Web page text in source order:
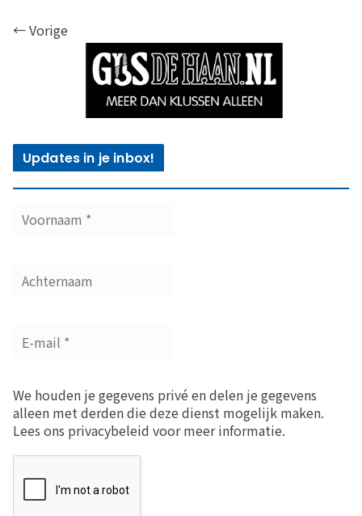
← Vorige
Updates in je inbox!
We houden je gegevens privé en delen je gegevens
alleen met derden die deze dienst mogelijk maken.
Lees ons privacybeleid voor meer informatie.